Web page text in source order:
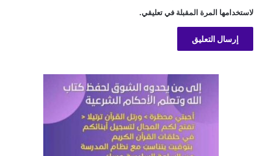
لاستخدامها المرة المقبلة في تعليقي.